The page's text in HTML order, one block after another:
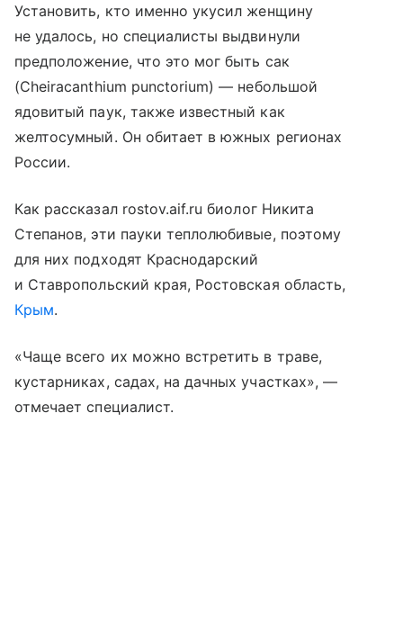
Установить, кто именно укусил женщину
не удалось, но специалисты выдвинули
предположение, что это мог быть сак
(Cheiracanthium punctorium) — небольшой
ядовитый паук, также известный как
желтосумный. Он обитает в южных регионах
России.
Как рассказал rostov.aif.ru биолог Никита
Степанов, эти пауки теплолюбивые, поэтому
для них подходят Краснодарский
и Ставропольский края, Ростовская область,
Крым.
«Чаще всего их можно встретить в траве,
кустарниках, садах, на дачных участках», —
отмечает специалист.